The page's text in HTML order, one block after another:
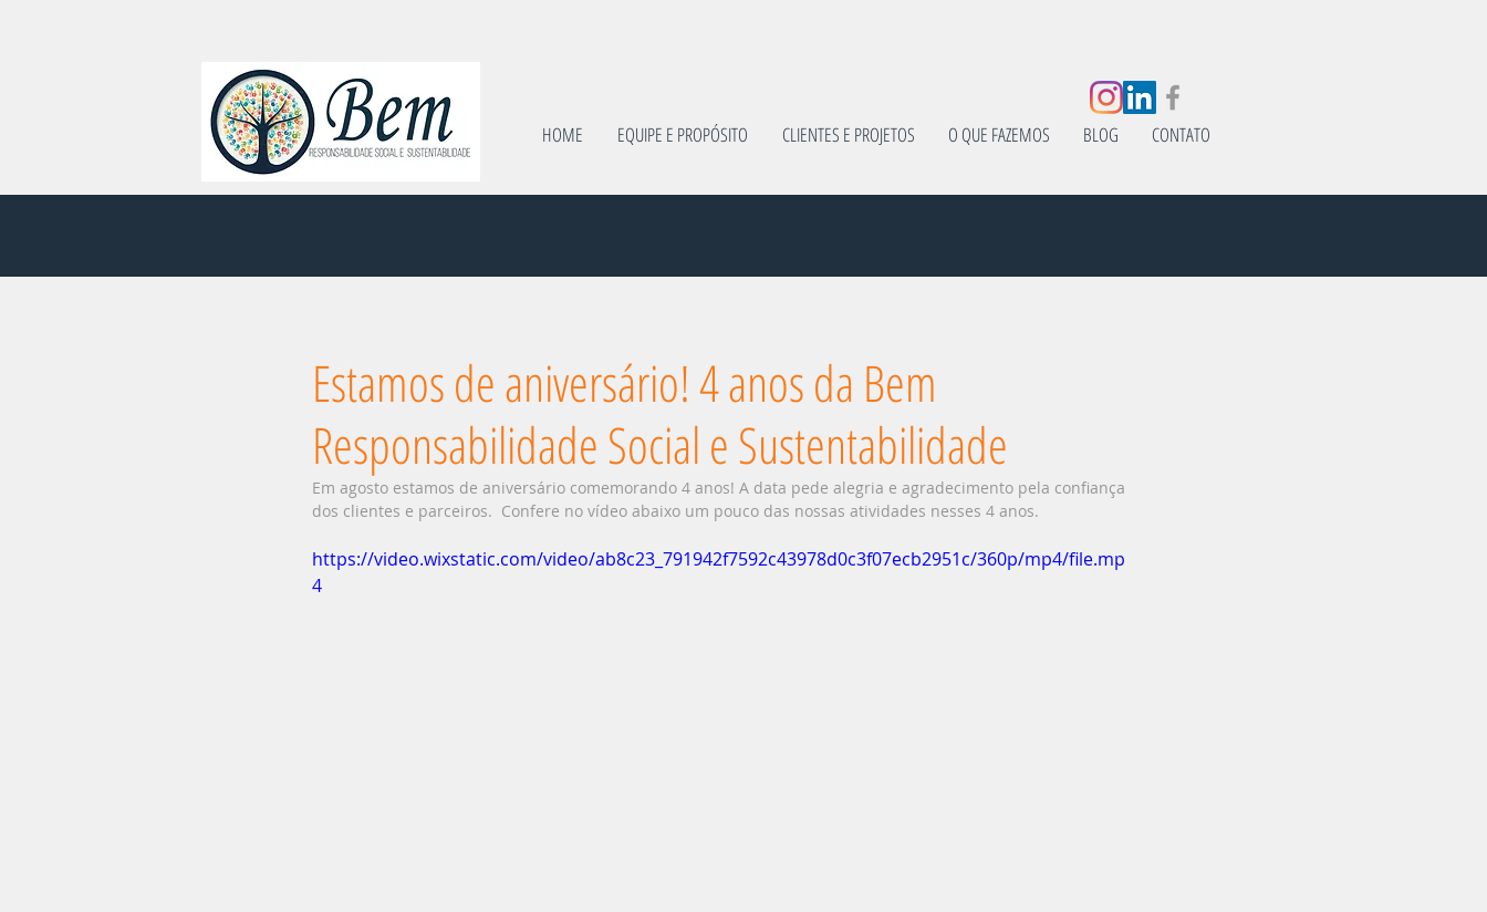
HOME EQUIPE E PROPÓSITO CLIENTES E PROJETOS O QUE FAZEMOS BLOG CONTATO
Estamos de aniversário! 4 anos da Bem
Responsabilidade Social e Sustentabilidade
Em agosto estamos de aniversário comemorando 4 anos! A data pede alegria e agradecimento pela confiança
dos clientes e parceiros.  Confere no vídeo abaixo um pouco das nossas atividades nesses 4 anos.
https://video.wixstatic.com/video/ab8c23_791942f7592c43978d0c3f07ecb2951c/360p/mp4/file.mp
4